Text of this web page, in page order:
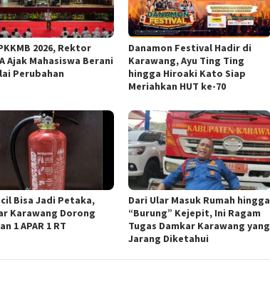
2026, Rektor
Ajak Mahasiswa Berani
Perubahan
Danamon Festival Hadir di
Karawang, Ayu Ting Ting
hingga Hiroaki Kato Siap
Meriahkan HUT ke-70
Bisa Jadi Petaka,
Karawang Dorong
1 APAR 1 RT
Dari Ular Masuk Rumah hingga
“Burung” Kejepit, Ini Ragam
Tugas Damkar Karawang yang
Jarang Diketahui